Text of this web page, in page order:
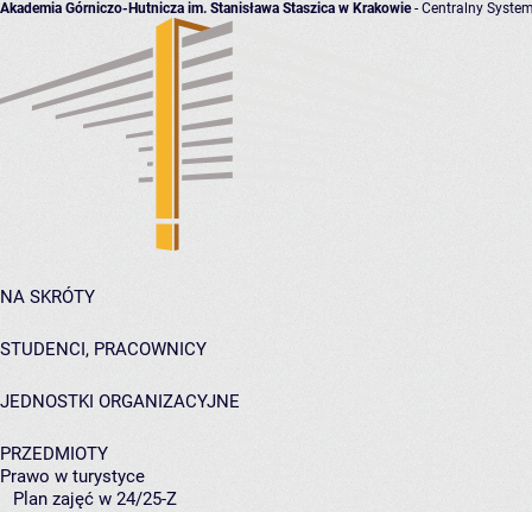
Akademia Górniczo-Hutnicza im. Stanisława Staszica w Krakowie- Centralny
NA SKRÓTY
STUDENCI, PRACOWNICY
JEDNOSTKI ORGANIZACYJNE
PRZEDMIOTY
Prawo w turystyce
Plan zajęć w 24/25-Z